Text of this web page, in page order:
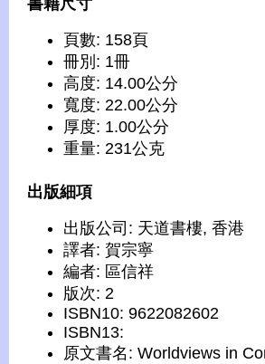
書籍尺寸
頁數: 158頁
冊別: 1冊
高度: 14.00公分
寬度: 22.00公分
厚度: 1.00公分
重量: 231公克
出版細項
出版公司: 天道書樓, 香港
譯者: 賀宗寧
編者: 區信祥
版次: 2
ISBN10: 9622082602
ISBN13:
原文書名: Worldviews in